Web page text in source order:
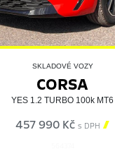
SKLADOVÉ VOZY
CORSA
YES 1.2 TURBO 100k MT6
457 990 Kč s DPH 